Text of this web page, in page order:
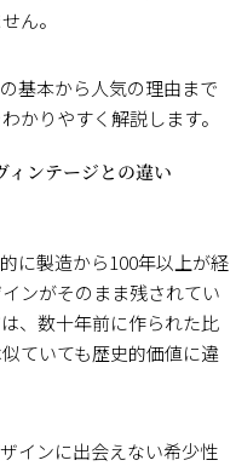
ん。
基本から人気の理由まで
かりやすく解説します。
ィンテージとの違い
に製造から100年以上が経
ンがそのまま残されてい
、数十年前に作られた比
ていても歴史的価値に違
インに出会えない希少性